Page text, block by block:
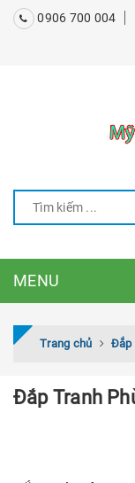
0906 700 004
MENU
Trang chủ Đắp
Đắp Tranh